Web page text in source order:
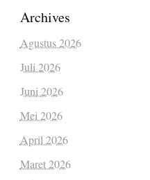
Archives
Agustus 2026
Juli 2026
Juni 2026
Mei 2026
April 2026
Maret 2026